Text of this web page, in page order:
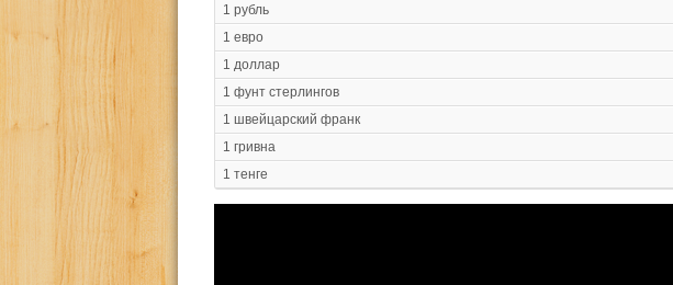
1 рубль
1 евро
1 доллар
1 фунт стерлингов
1 швейцарский франк
1 гривна
1 тенге